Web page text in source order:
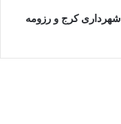
در ادامه به معرفی بهترین وکیل ماده 100 شهرداری کرج و رزومه